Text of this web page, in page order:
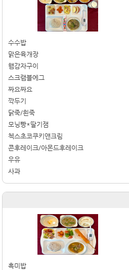
수수밥
맑은육개장
햄감자구이
스크램블에그
짜요짜요
깍두기
닭죽/흰죽
모닝빵*딸기잼
첵스초코쿠키앤크림
콘후레이크/아몬드후레이크
우유
사과
흑미밥